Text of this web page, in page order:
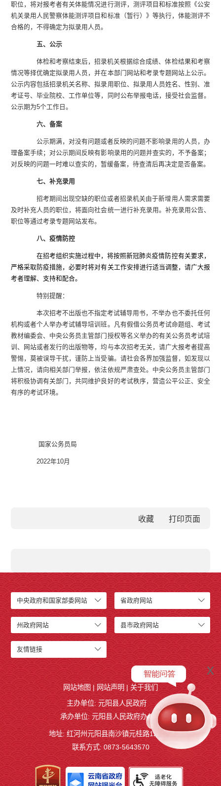
职位，将对报考者有关体能情况进行测评，测评项目和标准按照《公安
机关录用人民警察体能测评项目和标准（暂行）》等执行，体能测评不
合格的，不得确定为拟录用人员。
五、公示
体检和考察结束后，招录机关根据综合成绩、体检结果和考察
情况等择优确定拟录用人员，并在本部门网站和考录专题网站上公示。
公示内容包括招录机关名称、拟录用职位、拟录用人员姓名、性别、准
考证号、毕业院校、工作单位等，同时公布举报电话，接受社会监督。
公示期为5个工作日。
六、备案
公示期满，对没有问题或者反映的问题不影响录用的人员，办
理备案手续；对公示期间反映有影响录用的问题并查实的，不予备案；
对反映的问题一时难以查实的，暂缓备案，待查清后再决定是否备案。
七、补充录用
招考期间出现空缺的职位或者招录机关由于新增用人需求需要
及时补充人员的职位，将面向社会统一进行补充录用。补充录用公告、
职位等通过考录专题网站发布。
八、疫情防控
在招考组织实施过程中，将按照新冠肺炎疫情防控有关要求，
严格采取防疫措施，必要时将对有关工作安排进行适当调整，请广大报
考者理解、支持和配合。
特别提醒：
本次招考不出版也不指定考试辅导用书，不举办也不委托任何
机构或者个人举办考试辅导培训班。凡有假借公务员考试命题组、考试
教材编委会、中央公务员主管部门授权等名义举办的有关公务员考试培
训、网站或者发行的出版物等，均与本次招考无关，请广大报考者提高
警惕，莫被误导干扰，谨防上当受骗。请社会各界加强监督，如发现以
上情况，请向相关部门举报，依法依规严肃查处。中央公务员主管部门
将积极协调有关部门，共同维护良好的考试秩序，营造公平公正、安全
有序的考试环境。
国家公务员局
2022年10月
收藏
中央政府和国家部委网站 省政府网站
州政府网站 县市政府网站
友情链接
x
网站地图 | 网站声明 | 关于我们
主办单位: 元阳县人民政府
承办单位: 元阳县人民政府办公室
地址: 红河州元阳县南沙镇元桂路12号
联系方式: 0873-5643570